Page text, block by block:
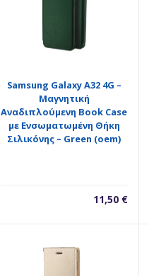
Samsung Galaxy A32 4G –
Μαγνητική
Αναδιπλούμενη Book Case
με Ενσωματωμένη Θήκη
Σιλικόνης – Green (oem)
11,50 €